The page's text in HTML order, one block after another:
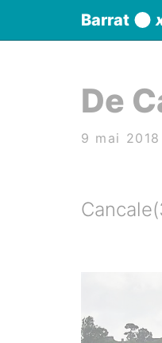
Barrat
De
9 mai 2018
Panneau de gestion des